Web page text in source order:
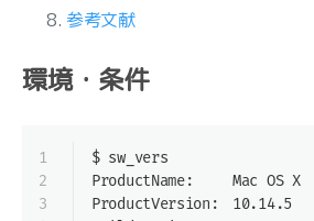
参考文献
環境・条件
1
2
3
$ sw_vers
ProductName:	Mac OS X
ProductVersion:	10.14.5